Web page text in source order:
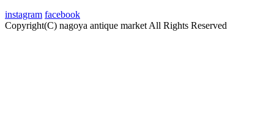
instagram facebook
Copyright(C) nagoya antique market All Rights Reserved